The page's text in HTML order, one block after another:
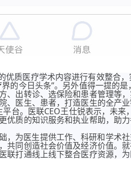
质医疗学术内容进行有效整合
的今日头条”。另外值得一提的
出转诊、选保险和患者管理等
医生、患者，打造医生的全产业
台。医联CEO王仕锐表示，未来
质的知识服务和执业帮助，助
为医生提供工作、科研和学术
同创造社会价值及经济价值。
打通线上线下整合医疗资源，为